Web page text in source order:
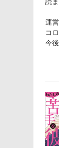
運
コ
今